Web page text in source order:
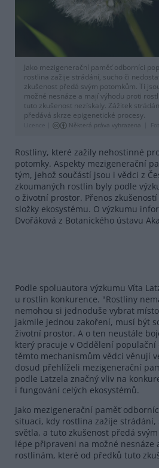
Jako mezigenerační paměť odborníci
rostlina zažije strádání, sucho či
zkušenost předá svým potomkům. Ti
možné nesnáze a mají výhodu proti
tuto zkušenost nezískaly. Zážitek
předává skrze epigenetické procesy.
Licence | Některá práva vyhrazena
Rostliny, které zažily nehostinné
potomky. Aspekty mezigenerační
tým, jehož součástí jsou i vědci z
zkoumaných rostlin byly podle
o životní prostor. Přenos
složky ekosystému. O výzkumu
Dvořáková z Botanického ústavu
Podle spoluautora výzkumu Víta
u rostlin konkurence. "Rostliny
nemohou si jednoduše vybrat
jakmile jednou zakoření, musí být
životní prostor. A o ten neustále
který pracuje v Oddělení populační
těmto mechanismům vědci věnují
dosud přehlíželi mezigenerační
podle Latzela značný vliv na
i fungování celých ekosystémů.
Jako mezigenerační paměť
situaci, kdy rostlina zažije strádání,
světla, a tuto zkušenost předá
lépe připraveni na možné nesnáze
rostlinám, které od předků tuto